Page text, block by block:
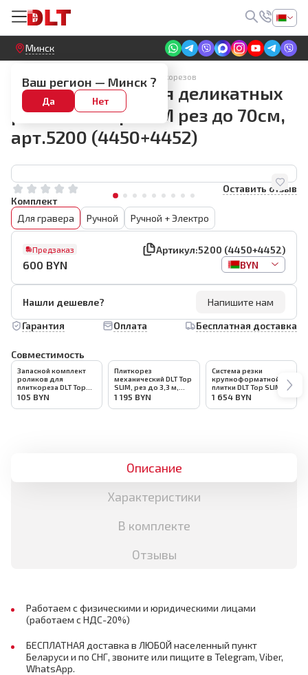
Круглосуточный! Прием заявок на сайте
Минск
Ваш регион — Минск ?
Да Нет
Аксессуары для электрических плиткорезов
Система резки для деликатных
работ DLT Top SLIM рез до 70см,
арт.5200 (4450+4452)
Оставить отзыв
Комплект
Для гравера
Ручной Ручной + Электро
Предзаказ Артикул:5200 (4450+4452)
600 BYN BYN
Нашли дешевле?
Напишите нам
Гарантия
Оплата Бесплатная доставка
Совместимость
Запасной комплект
роликов для
плиткореза DLT Top
SLIM, арт.4451
105 BYN
Плиткорез
механический DLT Top
SLIM, рез до 3,3 м,
арт.4448
1 195 BYN
Система резки
крупноформатной
плитки DLT Top SLIM,
рез до 3,3 м, арт.5210
1 654 BYN
Описание
Характеристики
В комплекте
Отзывы
Работаем с физическими и юридическими лицами
(работаем с НДС-20%)
БЕСПЛАТНАЯ доставка в ЛЮБОЙ населенный пункт
Беларуси и по СНГ, звоните или пищите в Telegram, Viber,
WhatsApp.